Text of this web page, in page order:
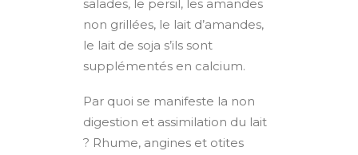
salades, le persil, les amandes
non grillées, le lait d’amandes,
le lait de soja s’ils sont
supplémentés en calcium.
Par quoi se manifeste la non
digestion et assimilation du lait
? Rhume, angines et otites